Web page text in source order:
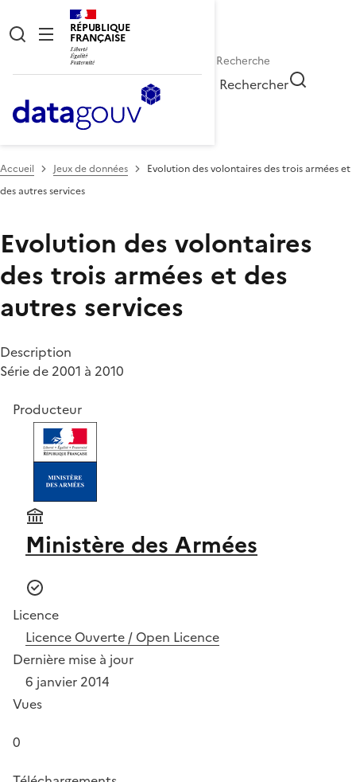
RÉPUBLIQUE
FRANÇAISE
Rechercher
Accueil Jeux de données
Evolution des volontaires des trois armées et
des autres services
Evolution des volontaires
des trois armées et des
autres services
Description
Série de 2001 à 2010
Producteur
Ministère des Armées
Licence
Licence Ouverte / Open Licence
Dernière mise à jour
6 janvier 2014
Vues
0